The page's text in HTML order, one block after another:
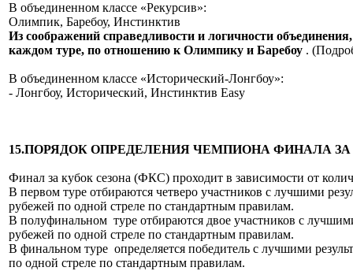
В объединенном классе «Рекурсив»:
Олимпик, Баребоу, Инстинктив
Из соображений справедливости и логичности
каждом туре, по отношению к Олимпику и Баребоу .
В объединенном классе «Исторический-Лонгбоу»:
- Лонгбоу, Исторический, Инстинктив Easy
15.ПОРЯДОК ОПРЕДЕЛЕНИЯ ЧЕМПИОНА ФИНАЛА
Финал за кубок сезона (ФКС) проходит в зависимости от
В первом туре отбираются четверо участников с лучшими
рубежей по одной стреле по стандартным правилам.
В полуфинальном туре отбираются двое участников с
рубежей по одной стреле по стандартным правилам.
В финальном туре определяется победитель с лучшими
по одной стреле по стандартным правилам.